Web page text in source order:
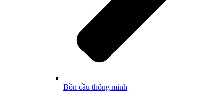
Bồn cầu thông minh